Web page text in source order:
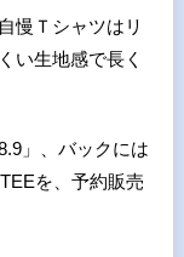
慢Ｔシャツはリ
い生地感で長く
」、バックには
を、予約販売